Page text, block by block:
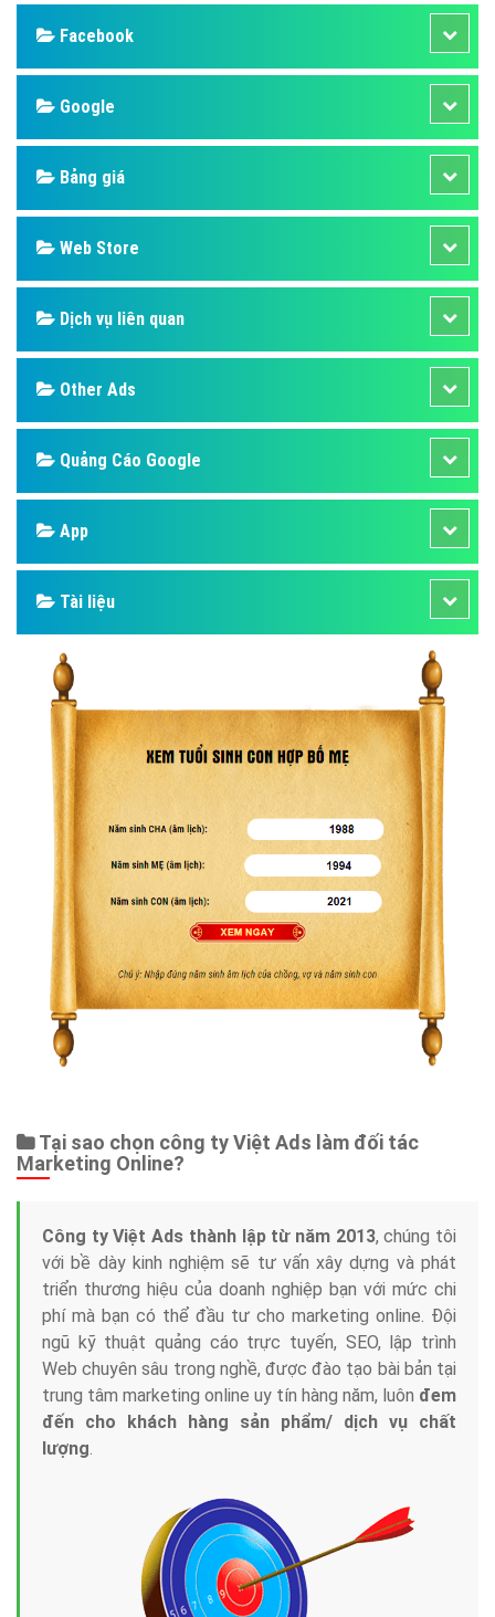
Design
SEO
Banner
Facebook
Google
Bảng giá
Web Store
Dịch vụ liên quan
Other Ads
Quảng Cáo Google
App